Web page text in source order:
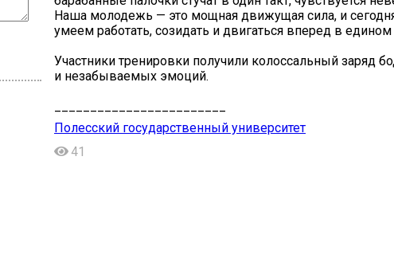
Наша молодежь — это мощная движущая сила, и
умеем работать, созидать и двигаться вперед в
Участники тренировки получили колоссальный заряд
и незабываемых эмоций.
Полесский государственный университет
41